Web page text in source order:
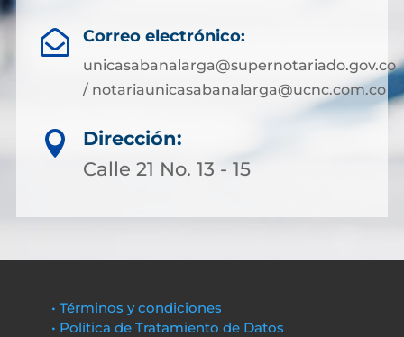
 Correo electrónico:
unicasabanalarga@supernotariado.gov.co
/ notariaunicasabanalarga@ucnc.com.co

Dirección:
Calle 21 No. 13 - 15
• Términos y condiciones
• Política de Tratamiento de Datos